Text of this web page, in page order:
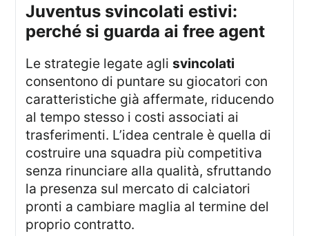
juventus svincolati estivi:
perché si guarda ai free agent
Le strategie legate aglisvincolati
consentono di puntare su giocatori con
caratteristiche già affermate, riducendo
al tempo stesso i costi associati ai
trasferimenti. L’idea centrale è quella di
costruire una squadra più competitiva
senza rinunciare alla qualità, sfruttando
la presenza sul mercato di calciatori
pronti a cambiare maglia al termine del
proprio contratto.